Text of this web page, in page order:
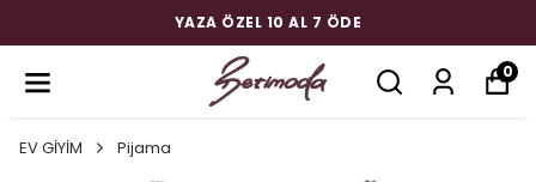
YAZA ÖZEL 10 AL 7 ÖDE
0
EV GİYİM Pijama